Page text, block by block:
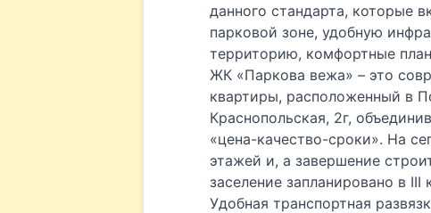
данного стандарта, которые
парковой зоне, удобную
территорию, комфортные
ЖК «Паркова вежа» – это
квартиры, расположенный в
Краснопольская, 2г,
«цена-качество-сроки». На
этажей и, а завершение
заселение запланировано в III
Удобная транспортная